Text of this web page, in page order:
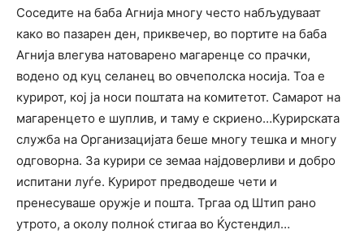
Соседите на баба Агнија многу често набљудуваат
како во пазарен ден, приквечер, во портите на баба
Агнија влегува натоварено магаренце со прачки,
водено од куц селанец во овчеполска носија. Тоа е
курирот, кој ја носи поштата на комитетот. Самарот на
магаренцето е шуплив, и таму е скриено…Курирската
служба на Организацијата беше многу тешка и многу
одговорна. За курири се земаа најдоверливи и добро
испитани луѓе. Курирот предводеше чети и
пренесуваше оружје и пошта. Тргаа од Штип рано
утрото, а околу полноќ стигаа во Ќустендил…